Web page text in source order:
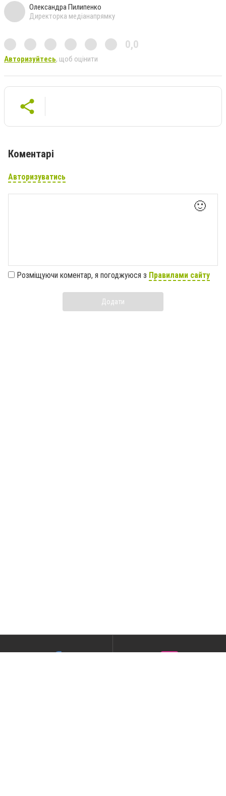
Олександра Пилипенко
Директорка медіанапрямку
0,0
Авторизуйтесь, щоб оцінити
Коментарі
Авторизуватись
🙂
Розміщуючи коментар, я погоджуюся з Правилами сайту
Додати